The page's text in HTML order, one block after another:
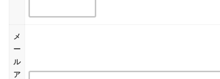
メ
ー
ル
ア